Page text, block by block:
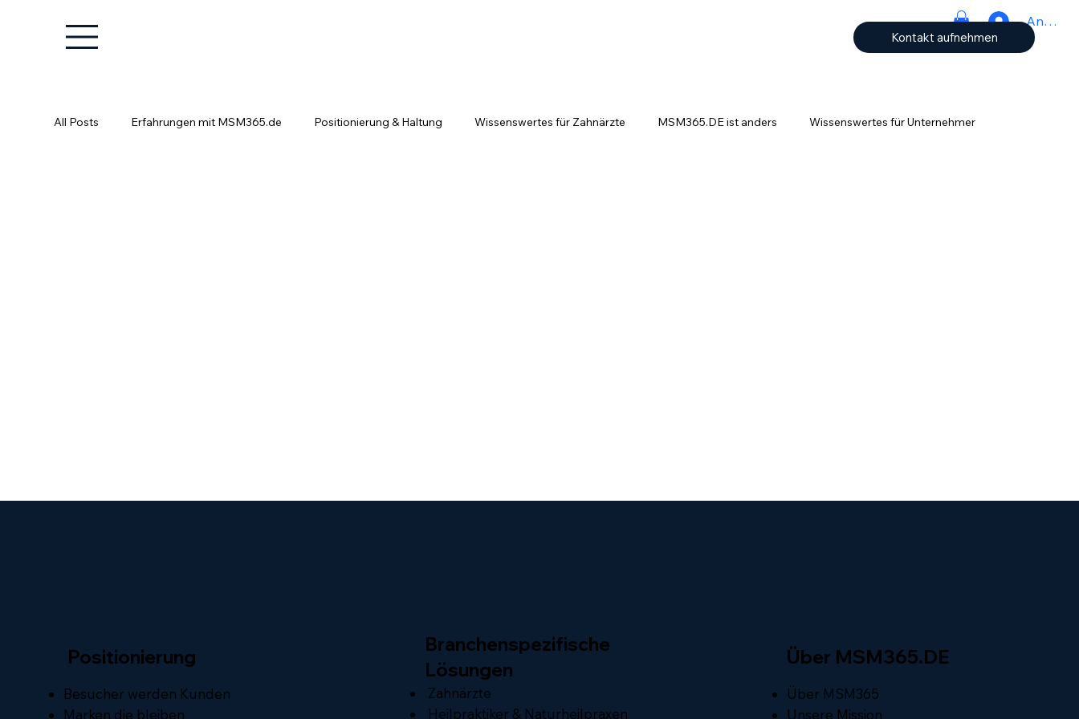
Kontakt aufnehmen
All Posts Erfahrungen mit MSM365.de Positionierung & Haltung Wissenswertes für Zahnärzte MSM365.DE ist anders Wissenswertes für Unternehmer
Positionierung
Branchenspezifische
Lösungen
Über MSM365.DE
Besucher werden Kunden
Marken die bleiben
Zahnärzte
Heilpraktiker & Naturheilpraxen
Über MSM365
Unsere Mission